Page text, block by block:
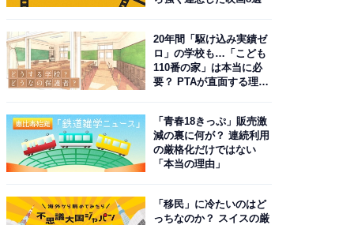
20年間「駆け込み実績ゼ
ロ」の学校も…「こども
110番の家」は本当に必
要？ PTAが直面する理想
「青春18きっぷ」販売激
減の裏に何が？ 連続利用
の厳格化だけではない
「本当の理由」
「移民」に冷たいのはど
っちなのか？ スイスの厳